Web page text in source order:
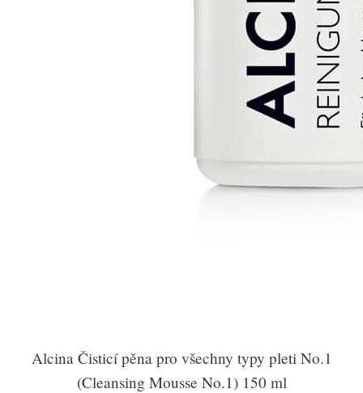
Alcina Čisticí pěna pro všechny typy pleti No.1
(Cleansing Mousse No.1) 150 ml